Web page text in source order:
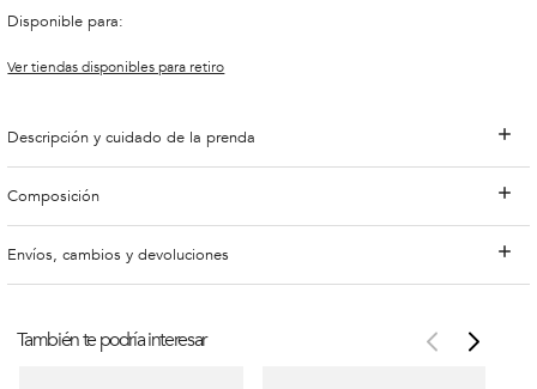
Disponible para:
Ver tiendas disponibles para retiro
Descripción y cuidado de la prenda
Composición
Envíos, cambios y devoluciones
También te podría interesar